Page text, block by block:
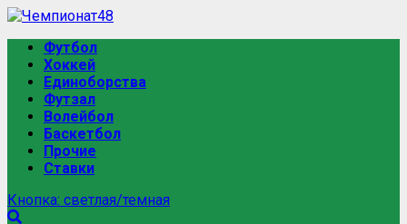
Футбол
Хоккей
Единоборства
Футзал
Волейбол
Баскетбол
Прочие
Ставки
Кнопка: светлая/темная